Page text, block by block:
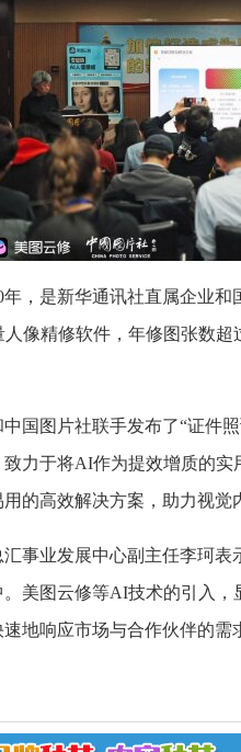
，是新华通讯社直属企业
像精修软件，年修图张数
国图片社联手发布了“证件
力于将AI作为提效增质的
的高效解决方案，助力视觉
事业发展中心副主任李珂
美图云修等AI技术的引入
地响应市场与合作伙伴的需